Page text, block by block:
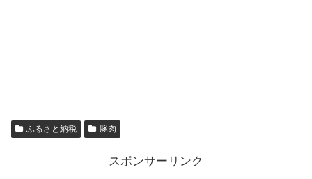
ふるさと納税 豚肉
スポンサーリンク